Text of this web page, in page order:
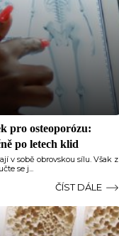
pro osteoporózu:
po letech klid
v sobě obrovskou sílu. Však z
se j...
ČÍST DÁLE